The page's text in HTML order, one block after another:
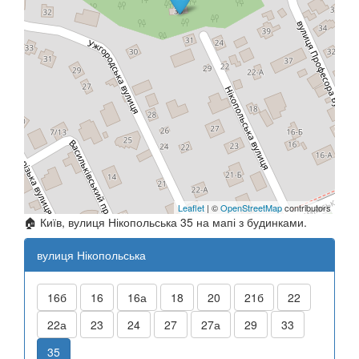
Leaflet | ©OpenStreetMapcontributors
🏠 Київ, вулиця Нікопольська 35 на мапі з будинками.
вулиця Нікопольська
16б 16 16а 18 20 21б
22
22а
23 24 27 27а 29
33
35